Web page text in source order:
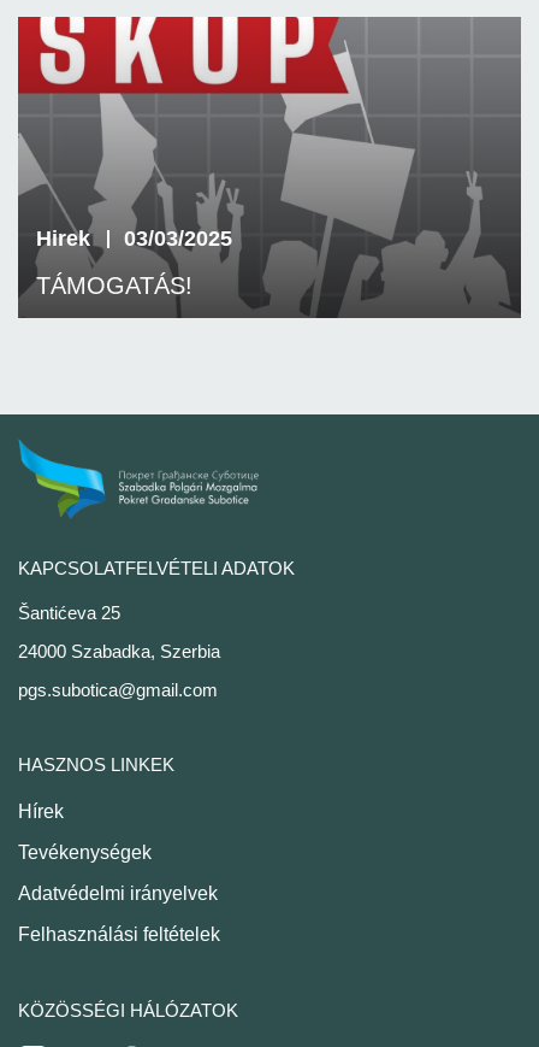
Hirek 03/03/2025
TÁMOGATÁS!
KAPCSOLATFELVÉTELI ADATOK
Šantićeva 25
24000 Szabadka, Szerbia
pgs.subotica@gmail.com
HASZNOS LINKEK
Hírek
Tevékenységek
Adatvédelmi irányelvek
Felhasználási feltételek
KÖZÖSSÉGI HÁLÓZATOK